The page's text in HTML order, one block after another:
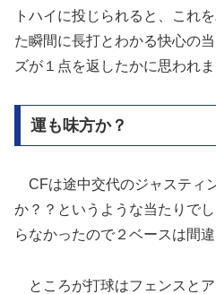
トハイに投じられると、これ
た瞬間に長打とわかる快心の
ズが１点を返したかに思われま
運も味方か？
CFは途中交代のジャスティ
か？？というような当たりで
らなかったので２ベースは間
ところが打球はフェンスと